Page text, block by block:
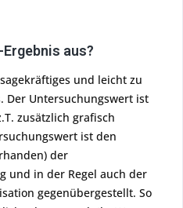
aus?
und leicht zu
Der Untersuchungswert ist
zusätzlich grafisch
ist den
der
und in der Regel auch der
gegenübergestellt. So